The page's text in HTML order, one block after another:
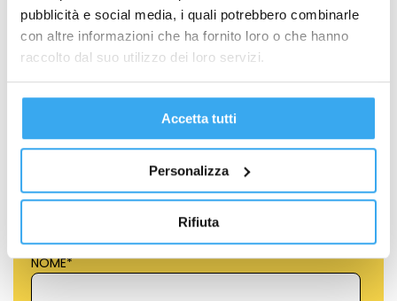
pubblicità e social media, i quali potrebbero combinarle
con altre informazioni che ha fornito loro o che hanno
raccolto dal suo utilizzo dei loro servizi.
Accetta tutti
Personalizza
Rifiuta
Automazione dei processi HR: il futuro
dell’amministrazione del personale
GEMA News,GEMA Corporate Education
Richiedi Informazioni
NOME*